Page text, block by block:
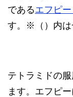
であるエフピー
す。※（）内は
テトラミドの
ます。エフピ